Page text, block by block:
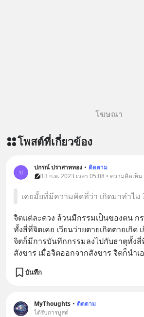
โฆษณา
โพสต์ที่เกี่ยวข้อง
ป
ปกรณ์ ปราสาททอง • ติดตาม
13 ก.พ. 2023 เวลา 05:08 • ความคิดเห็น
เคยมั้ยที่มีความคิดที่ว่า เกิดมาทำไม
จิตแต่ละดวง ล้วนมีกรรมเป็นของตน ก
ทั้งสี่ที่จิตเคย เวียนว่ายตายเกิดตายเกิด
จิตก็มีการบันทึกกรรมลงไปกับธาตุทั้งสี่
สังขาร เมื่อจิตออกจากสังขาร จิตก็นำเอ
บันทึก
MyThoughts • ติดตาม
ได้รับการบูสต์